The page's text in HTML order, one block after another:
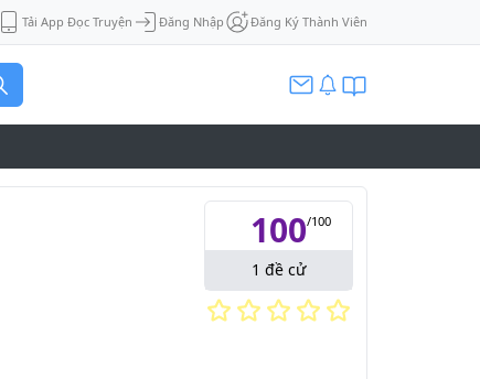
Tải App Đọc Truyện Đăng Nhập Đăng Ký Thành Viên
100/100
1 đề cử